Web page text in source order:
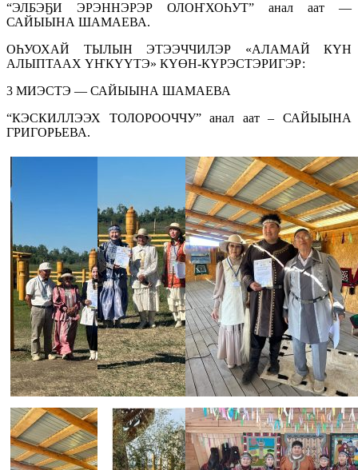
“ЭЛБЭҔИ ЭРЭННЭРЭР ОЛОҤХОҺУТ” анал аат —
САЙЫЫНА ШАМАЕВА.
ОҺУОХАЙ ТЫЛЫН ЭТЭЭЧЧИЛЭР «АЛАМАЙ КҮН
АЛЫПТААХ ҮҤКҮҮТЭ» КҮӨН-КҮРЭСТЭРИГЭР:
3 МИЭСТЭ — САЙЫЫНА ШАМАЕВА
“КЭСКИЛЛЭЭХ ТОЛОРООЧЧУ” анал аат – САЙЫЫНА
ГРИГОРЬЕВА.